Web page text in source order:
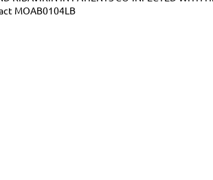
MOAB0104LB